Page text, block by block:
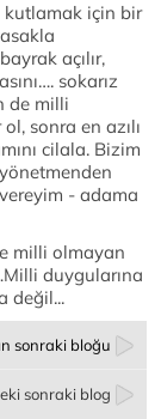
kutlamak için bir
açılır,
sokarız
de milli
sonra en azılı
cilala. Bizim
- adama
milli olmayan
duygularına
değil...
sonraki bloğu
sonraki blog